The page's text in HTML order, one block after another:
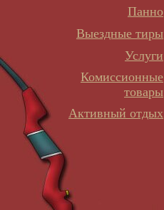
Панно
Выездные тиры
Услуги
Комиссионные
товары
Активный отдых